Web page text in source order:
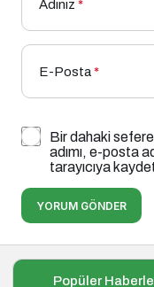
Adınız *
E-Posta*
Bir dahaki sefere
adımı, e-posta
tarayıcıya
YORUM GÖNDER
Popüler